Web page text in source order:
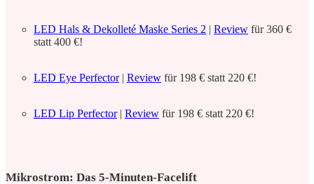
LED Hals & Dekolleté Maske Series 2 | Review für 360 €
statt 400 €!
LED Eye Perfector| Review für 198 € statt 220 €!
LED Lip Perfector| Review für 198 € statt 220 €!
Mikrostrom: Das 5-Minuten-Facelift